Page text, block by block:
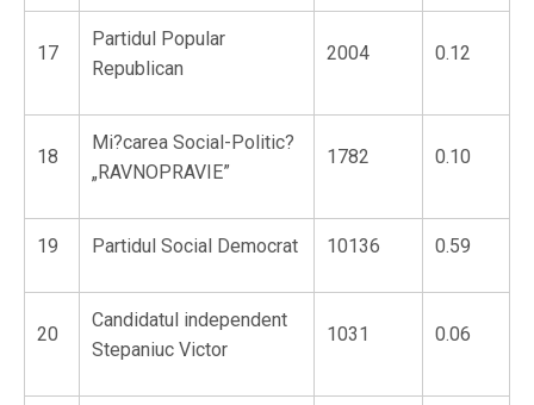
17
Partidul Popular
Republican
2004 0.12
18
Mi?carea Social-Politic?
„RAVNOPRAVIE”
1782 0.10
19 Partidul Social Democrat 10136 0.59
20
Candidatul independent
Stepaniuc Victor
1031 0.06